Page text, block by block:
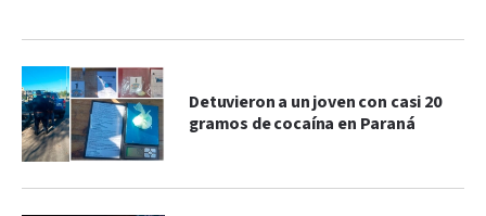
Detuvieron a un joven con casi 20
gramos de cocaína en Paraná